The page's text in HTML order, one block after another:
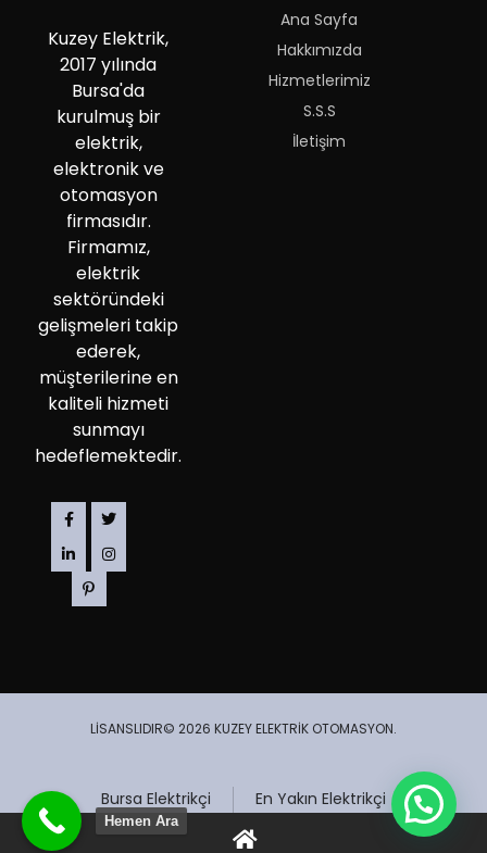
Kuzey Elektrik,
2017 yılında
Bursa'da
kurulmuş bir
elektrik,
elektronik ve
otomasyon
firmasıdır.
Firmamız,
elektrik
sektöründeki
gelişmeleri takip
ederek,
müşterilerine en
kaliteli hizmeti
sunmayı
hedeflemektedir.
Ana Sayfa
Hakkımızda
Hizmetlerimiz
S.S.S
İletişim
LİSANSLIDIR© 2026 KUZEY ELEKTRİK OTOMASYON.
En Yakın Elektrikçi
Bursa Elektrikçi
Hemen Ara